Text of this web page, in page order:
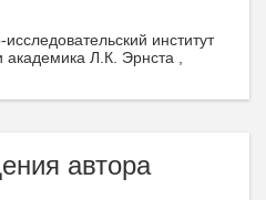
институт
Л.К. Эрнста ,
автора